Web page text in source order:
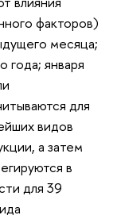
факторов)
месяца;
года; января
для
видов
а затем
в
для 39